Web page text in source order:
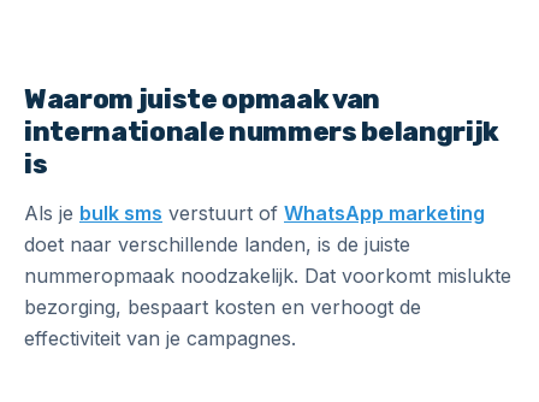
Waarom juiste opmaak van
internationale nummers belangrijk
is
Als je bulk sms verstuurt of WhatsApp marketing
doet naar verschillende landen, is de juiste
nummeropmaak noodzakelijk. Dat voorkomt mislukte
bezorging, bespaart kosten en verhoogt de
effectiviteit van je campagnes.